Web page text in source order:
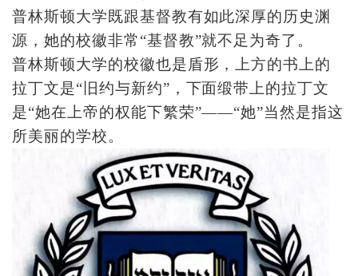
普林斯顿大学既跟基督教有如此深厚的历史渊
源，她的校徽非常“基督教”就不足为奇了。
普林斯顿大学的校徽也是盾形，上方的书上的
拉丁文是“旧约与新约”，下面缎带上的拉丁文
是“她在上帝的权能下繁荣”——“她”当然是指这
所美丽的学校。